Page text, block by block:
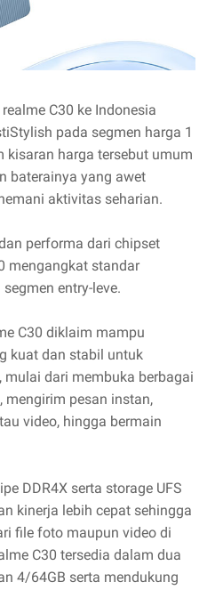
C30 ke Indonesia
pada segmen harga 1
kisaran harga tersebut umum
baterainya yang awet
aktivitas seharian.
performa dari chipset
mengangkat standar
entry-leve.
C30 diklaim mampu
kuat dan stabil untuk
mulai dari membuka berbagai
mengirim pesan instan,
video, hingga bermain
DDR4X serta storage UFS
kinerja lebih cepat sehingga
file foto maupun video di
C30 tersedia dalam dua
4/64GB serta mendukung